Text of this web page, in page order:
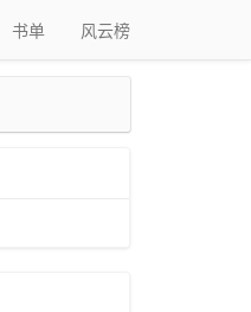
书单 风云榜